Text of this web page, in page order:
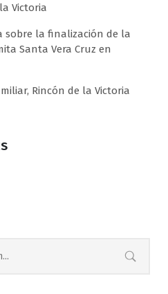
Victoria
sobre la finalización de la
Santa Vera Cruz en
Rincón de la Victoria